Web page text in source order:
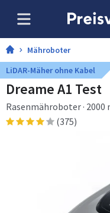
Mähroboter
LiDAR-Mäher ohne Kabel
Dreame A1 Test
Rasenmähroboter · 2000
(375)